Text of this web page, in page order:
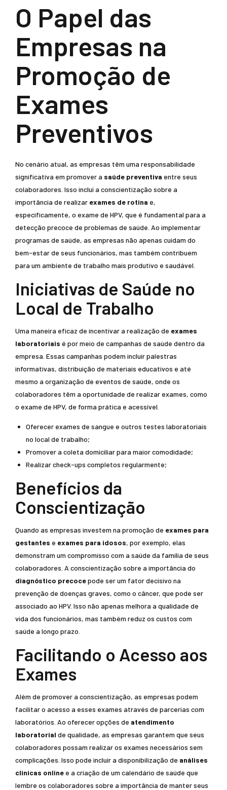
O Papel das
Empresas na
Promoção de
Exames
Preventivos
No cenário atual, as empresas têm uma responsabilidade
significativa em promover a saúde preventiva entre seus
colaboradores. Isso inclui a conscientização sobre a
importância de realizar exames de rotina e,
especificamente, o exame de HPV, que é fundamental para a
detecção precoce de problemas de saúde. Ao implementar
programas de saúde, as empresas não apenas cuidam do
bem-estar de seus funcionários, mas também contribuem
para um ambiente de trabalho mais produtivo e saudável.
Iniciativas de Saúde no
Local de Trabalho
Uma maneira eficaz de incentivar a realização de exames
laboratoriais é por meio de campanhas de saúde dentro da
empresa. Essas campanhas podem incluir palestras
informativas, distribuição de materiais educativos e até
mesmo a organização de eventos de saúde, onde os
colaboradores têm a oportunidade de realizar exames, como
o exame de HPV, de forma prática e acessível.
Oferecer exames de sangue e outros testes laboratoriais
no local de trabalho;
Promover a coleta domiciliar para maior comodidade;
Realizar check-ups completos regularmente;
Benefícios da
Conscientização
Quando as empresas investem na promoção de exames para
gestantes e exames para idosos, por exemplo, elas
demonstram um compromisso com a saúde da família de seus
colaboradores. A conscientização sobre a importância do
diagnóstico precocepode ser um fator decisivo na
prevenção de doenças graves, como o câncer, que pode ser
associado ao HPV. Isso não apenas melhora a qualidade de
vida dos funcionários, mas também reduz os custos com
saúde a longo prazo.
Facilitando o Acesso aos
Exames
Além de promover a conscientização, as empresas podem
facilitar o acesso a esses exames através de parcerias com
laboratórios. Ao oferecer opções de atendimento
laboratorial de qualidade, as empresas garantem que seus
colaboradores possam realizar os exames necessários sem
complicações. Isso pode incluir a disponibilização de análises
clínicas online e a criação de um calendário de saúde que
lembre os colaboradores sobre a importância de manter seus